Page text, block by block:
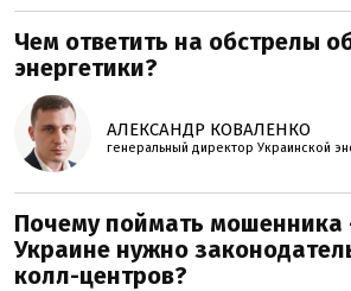
Чем ответить на обстрелы
энергетики?
АЛЕКСАНДР КОВАЛЕНКО
генеральный директор Украинской
Почему поймать мошенника
Украине нужно
колл-центров?